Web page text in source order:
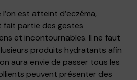
est atteint d’eczéma,
fait partie des gestes
et incontournables. Il ne faut
produits hydratants afin
aura envie de passer tous les
peuvent présenter des